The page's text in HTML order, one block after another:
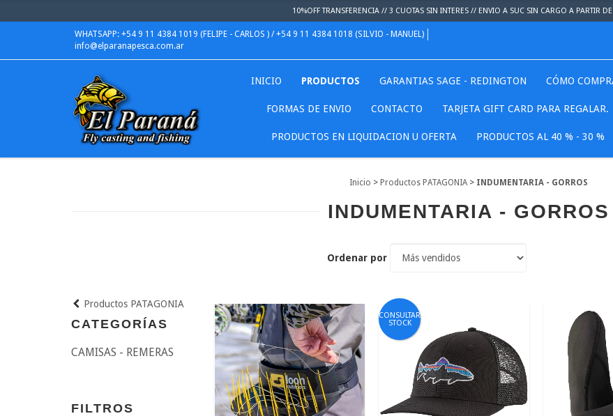
10%OFF TRANSFERENCIA // 3 CUOTAS SIN INTERES // ENVIO A SUC SIN CARGO A PARTIR
WHATSAPP: +54 9 11 4384 1019 (FELIPE - CARLOS ) / +54 9 11 4384 1018 (SILVIO - MANUEL)
info@elparanapesca.com.ar
INICIO PRODUCTOS GARANTIAS SAGE - REDINGTON CÓMO
FORMAS DE ENVIO CONTACTO TARJETA GIFT CARD PARA REGALAR.
PRODUCTOS EN LIQUIDACION U OFERTA PRODUCTOS AL 40 % - 30 %
Inicio > Productos PATAGONIA > INDUMENTARIA - GORROS
INDUMENTARIA - GORROS
Ordenar por
Productos PATAGONIA
CATEGORÍAS
CAMISAS - REMERAS
FILTROS
CONSULTAR
STOCK